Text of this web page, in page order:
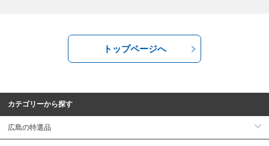
トップページへ
カテゴリーから探す
広島の特選品